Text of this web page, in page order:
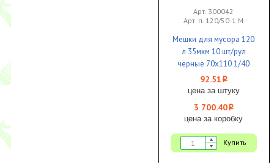
Арт. 300042
Арт. п. 120/50-1 М
Мешки для мусора 120
л 35мкм 10 шт/рул
черные 70х110 1/40
Proff Comfort
92.51 i
цена за штуку
3 700.40i
цена за коробку
Купить